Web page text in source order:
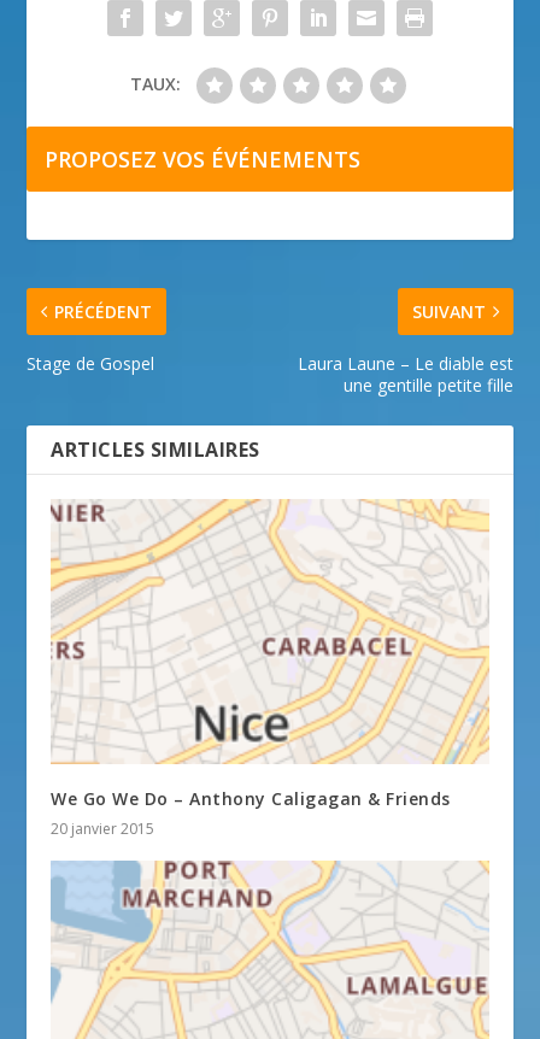
TAUX:
PROPOSEZ VOS ÉVÉNEMENTS
PRÉCÉDENT
Stage de Gospel
SUIVANT
Laura Laune – Le diable est
une gentille petite fille
ARTICLES SIMILAIRES
We Go We Do – Anthony Caligagan & Friends
20 janvier 2015